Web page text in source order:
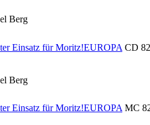
Berg
Einsatz für Moritz!EUROPA CD
Berg
Einsatz für Moritz!EUROPA MC